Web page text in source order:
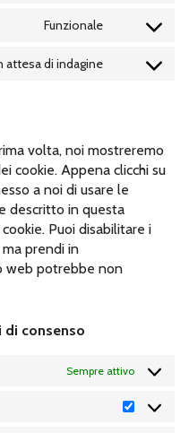
LINKEDIN
Funzionale
CONSENT
WHATSAPP
attesa di indagine
CONSENT
volta, noi mostreremo
cookie. Appena clicchi su
a noi di usare le
descritto in questa
Puoi disabilitare i
prendi in
web potrebbe non
di consenso
Sempre attivo